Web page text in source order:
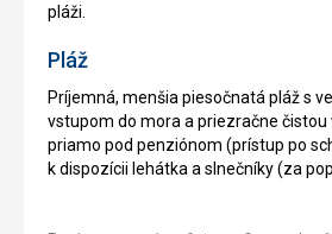
pláži.
Pláž
Príjemná, menšia piesočnatá pláž s
vstupom do mora a priezračne čistou
priamo pod penziónom (prístup po
k dispozícii lehátka a slnečníky (za